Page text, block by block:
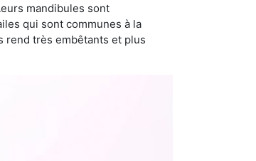
mandibules sont
qui sont communes à la
rend très embêtants et plus